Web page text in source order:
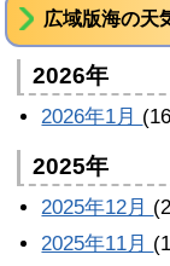
広域版海の天
2026年
2026年1月
2025年
2025年12月
2025年11月